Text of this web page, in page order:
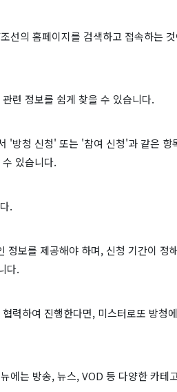
선의 홈페이지를 검색하고 접속하는
련 정보를 쉽게 찾을 수 있습니다.
'방청 신청' 또는 '참여 신청'과 같은 항
있습니다.
.
정보를 제공해야 하며, 신청 기간이 정
다.
력하여 진행한다면, 미스터로또 방청
에는 방송, 뉴스, VOD 등 다양한 카테